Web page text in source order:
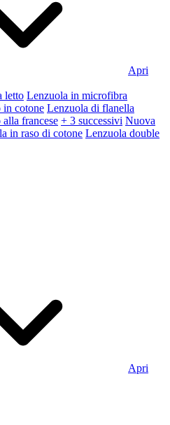
Apri
letto Lenzuola in microfibra
in cotone Lenzuola di flanella
francese + 3 successivi Nuova
in raso di cotone Lenzuola double
Apri